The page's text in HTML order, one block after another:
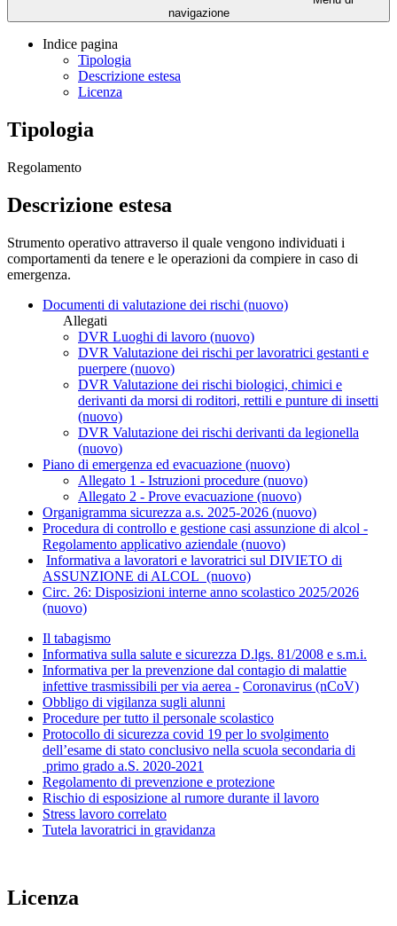
navigazione
Indice pagina
Tipologia
Descrizione estesa
Licenza
Tipologia
Regolamento
Descrizione estesa
Strumento operativo attraverso il quale vengono individuati i
comportamenti da tenere e le operazioni da compiere in caso di
emergenza.
Documenti di valutazione dei rischi (nuovo)
Allegati
DVR Luoghi di lavoro (nuovo)
DVR Valutazione dei rischi per lavoratrici gestanti e
puerpere (nuovo)
DVR Valutazione dei rischi biologici, chimici e
derivanti da morsi di roditori, rettili e punture di insetti
(nuovo)
DVR Valutazione dei rischi derivanti da legionella
(nuovo)
Piano di emergenza ed evacuazione (nuovo)
Allegato 1 - Istruzioni procedure (nuovo)
Allegato 2 - Prove evacuazione (nuovo)
Organigramma sicurezza a.s. 2025-2026 (nuovo)
Procedura di controllo e gestione casi assunzione di alcol -
Regolamento applicativo aziendale (nuovo)
Informativa a lavoratori e lavoratrici sul DIVIETO di
ASSUNZIONE di ALCOL (nuovo)
Circ. 26: Disposizioni interne anno scolastico 2025/2026
(nuovo)
Il tabagismo
Informativa sulla salute e sicurezza D.lgs. 81/2008 e s.m.i.
Informativa per la prevenzione dal contagio di malattie
infettive trasmissibili per via aerea - Coronavirus (nCoV)
Obbligo di vigilanza sugli alunni
Procedure per tutto il personale scolastico
Protocollo di sicurezza covid 19 per lo svolgimento
dell’esame di stato conclusivo nella scuola secondaria di
primo grado a.S. 2020-2021
Regolamento di prevenzione e protezione
Rischio di esposizione al rumore durante il lavoro
Stress lavoro correlato
Tutela lavoratrici in gravidanza
Licenza